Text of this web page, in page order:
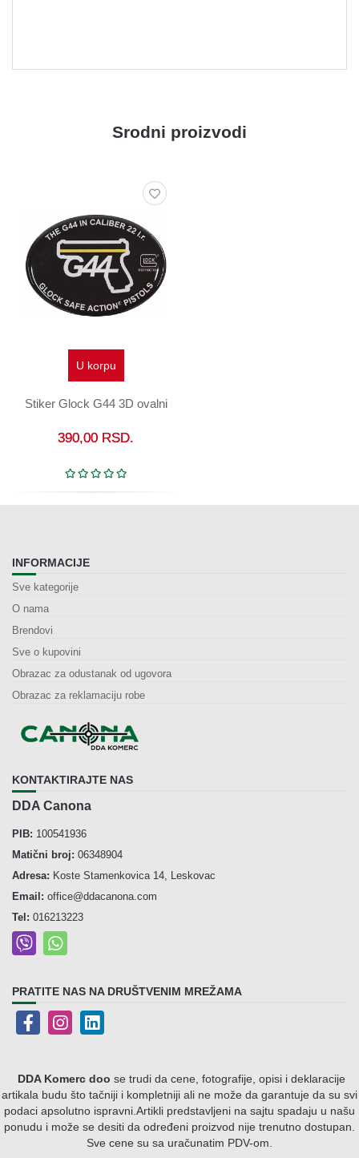
Srodni proizvodi
U korpu
Stiker Glock G44 3D ovalni
390,00 RSD.
INFORMACIJE
Sve kategorije
O nama
Brendovi
Sve o kupovini
Obrazac za odustanak od ugovora
Obrazac za reklamaciju robe
KONTAKTIRAJTE NAS
DDA Canona
PIB: 100541936
Matični broj: 06348904
Adresa: Koste Stamenkovica 14, Leskovac
Email: office@ddacanona.com
Tel: 016213223
PRATITE NAS NA DRUŠTVENIM MREŽAMA
DDA Komerc doo se trudi da cene, fotografije, opisi i deklaracije
artikala budu što tačniji i kompletniji ali ne može da garantuje da su svi
podaci apsolutno ispravni.Artikli predstavljeni na sajtu spadaju u našu
ponudu i može se desiti da određeni proizvod nije trenutno dostupan.
Sve cene su sa uračunatim PDV-om.